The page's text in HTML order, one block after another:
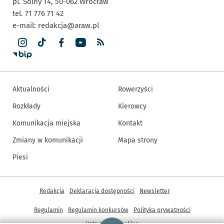
tel. 71 776 71 42
e-mail: redakcja@araw.pl
Aktualności
Rozkłady
Komunikacja miejska
Zmiany w komunikacji
Piesi
Rowerzyści
Kierowcy
Kontakt
Mapa strony
Inne informacje
Redakcja Deklaracja dostępności Newsletter
Regulamin Regulamin konkursów
Polityka prywatności